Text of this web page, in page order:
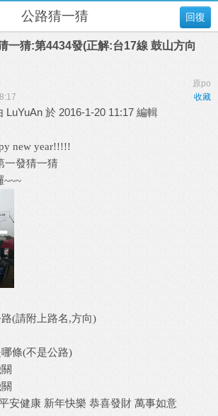
回復
公路猜一猜
一猜:第4434發(正解:台17線 鼓山方向
原po
收藏
LuYuAn 於 2016-1-20 11:17 編輯
new year!!!!!
一發猜一猜
~~~
(請附上路名,方向)
條(不是公路)
安健康 新年快樂 恭喜發財 萬事如意